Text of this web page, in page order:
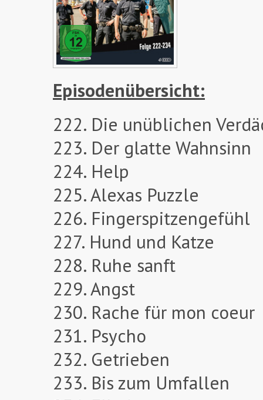
Episodenübersicht:
222. Die unüblichen
223. Der glatte Wahnsinn
224. Help
225. Alexas Puzzle
226. Fingerspitzengefühl
227. Hund und Katze
228. Ruhe sanft
229. Angst
230. Rache für mon coeur
231. Psycho
232. Getrieben
233. Bis zum Umfallen